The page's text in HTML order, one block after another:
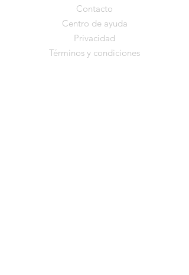
Contacto
Centro de ayuda
Privacidad
Términos y condiciones